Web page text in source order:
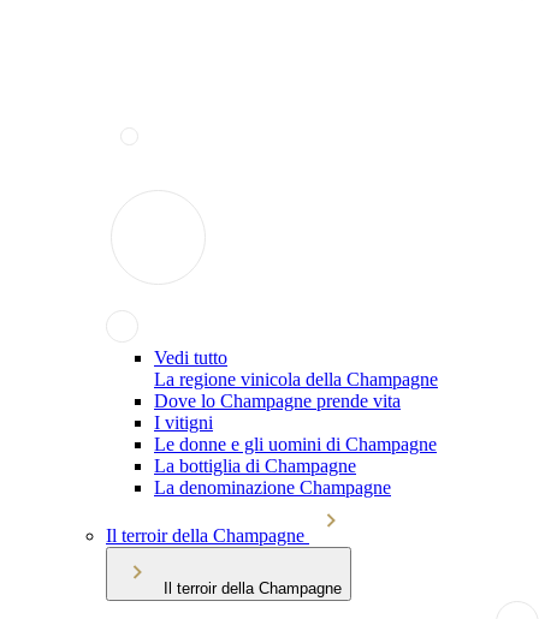
Vedi tutto
La regione vinicola della Champagne
Dove lo Champagne prende vita
I vitigni
Le donne e gli uomini di Champagne
La bottiglia di Champagne
La denominazione Champagne
Il terroir della Champagne
Il terroir della Champagne